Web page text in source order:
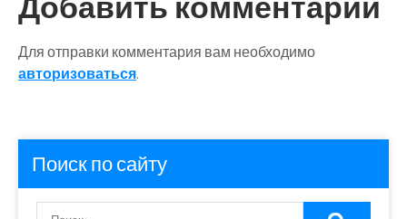
Для отправки комментария вам необходимо
авторизоваться.
Поиск по сайту